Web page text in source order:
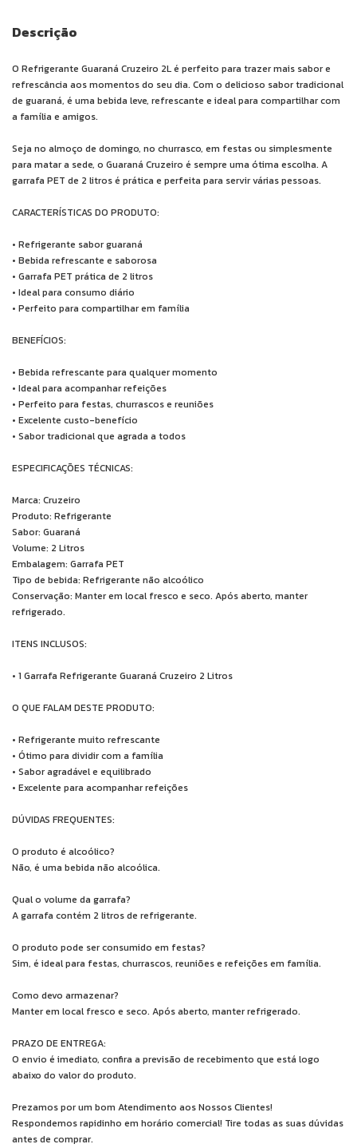
Descrição
O Refrigerante Guaraná Cruzeiro 2L é perfeito para trazer mais sabor e
refrescância aos momentos do seu dia. Com o delicioso sabor tradicional
de guaraná, é uma bebida leve, refrescante e ideal para compartilhar com
a família e amigos.
Seja no almoço de domingo, no churrasco, em festas ou simplesmente
para matar a sede, o Guaraná Cruzeiro é sempre uma ótima escolha. A
garrafa PET de 2 litros é prática e perfeita para servir várias pessoas.
CARACTERÍSTICAS DO PRODUTO:
• Refrigerante sabor guaraná
• Bebida refrescante e saborosa
• Garrafa PET prática de 2 litros
• Ideal para consumo diário
• Perfeito para compartilhar em família
BENEFÍCIOS:
• Bebida refrescante para qualquer momento
• Ideal para acompanhar refeições
• Perfeito para festas, churrascos e reuniões
• Excelente custo-benefício
• Sabor tradicional que agrada a todos
ESPECIFICAÇÕES TÉCNICAS:
Marca: Cruzeiro
Produto: Refrigerante
Sabor: Guaraná
Volume: 2 Litros
Embalagem: Garrafa PET
Tipo de bebida: Refrigerante não alcoólico
Conservação: Manter em local fresco e seco. Após aberto, manter
refrigerado.
ITENS INCLUSOS:
• 1 Garrafa Refrigerante Guaraná Cruzeiro 2 Litros
O QUE FALAM DESTE PRODUTO:
• Refrigerante muito refrescante
• Ótimo para dividir com a família
• Sabor agradável e equilibrado
• Excelente para acompanhar refeições
DÚVIDAS FREQUENTES:
O produto é alcoólico?
Não, é uma bebida não alcoólica.
Qual o volume da garrafa?
A garrafa contém 2 litros de refrigerante.
O produto pode ser consumido em festas?
Sim, é ideal para festas, churrascos, reuniões e refeições em família.
Como devo armazenar?
Manter em local fresco e seco. Após aberto, manter refrigerado.
PRAZO DE ENTREGA:
O envio é imediato, confira a previsão de recebimento que está logo
abaixo do valor do produto.
Prezamos por um bom Atendimento aos Nossos Clientes!
Respondemos rapidinho em horário comercial! Tire todas as suas dúvidas
antes de comprar.